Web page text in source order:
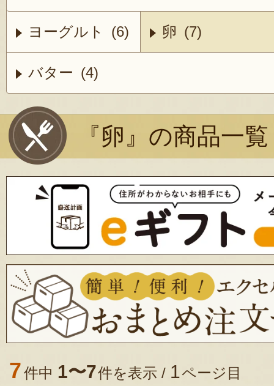
ヨーグルト (6) 卵 (7)
バター (4)
『卵』の商品一覧
7件中 1〜7件を表示 / 1ページ目